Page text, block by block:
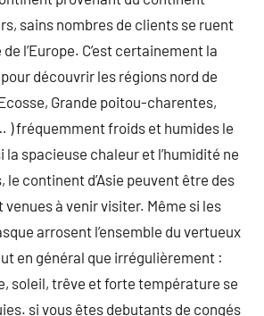
sains nombres de clients se ruent
l’Europe. C’est certainement la
découvrir les régions nord de
Grande poitou-charentes,
) fréquemment froids et humides le
la spacieuse chaleur et l’humidité ne
continent d’Asie peuvent être des
venues à venir visiter. Même si les
arrosent l’ensemble du vertueux
en général que irrégulièrement :
soleil, trêve et forte température se
si vous êtes debutants de congés